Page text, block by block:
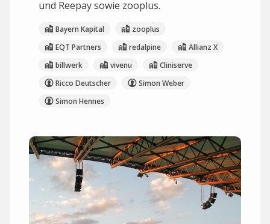
und Reepay sowie zooplus.
Bayern Kapital
zooplus
EQT Partners
redalpine
Allianz X
billwerk
vivenu
Cliniserve
Ricco Deutscher
Simon Weber
Simon Hennes